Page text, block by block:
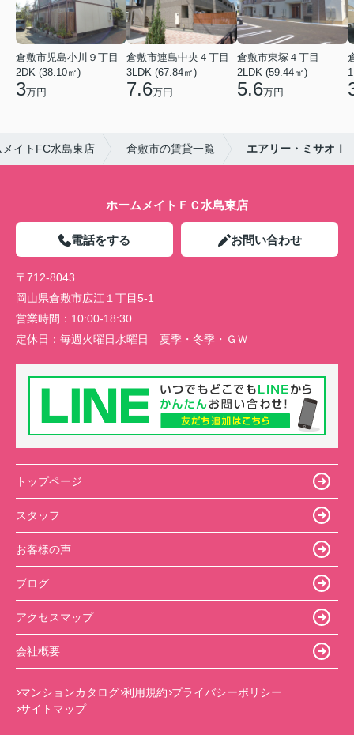
倉敷市児島小川９丁目
2DK (38.10㎡)
3万円
倉敷市連島中央４丁目
3LDK (67.84㎡)
7.6万円
倉敷市東塚４丁目
2LDK (59.44㎡)
5.6万円
イトFC水島東店 倉敷市の賃貸一覧 エアリー・ミサオⅠ
ホームメイトＦＣ水島東店
電話をする お問い合わせ
〒712-8043
岡山県倉敷市広江１丁目5-1
営業時間： 10:00-18:30
定休日： 毎週火曜日水曜日 夏季・冬季・ＧＷ
トップページ
スタッフ
お客様の声
ブログ
アクセスマップ
会社概要
マンションカタログ 利用規約 プライバシーポリシー
サイトマップ